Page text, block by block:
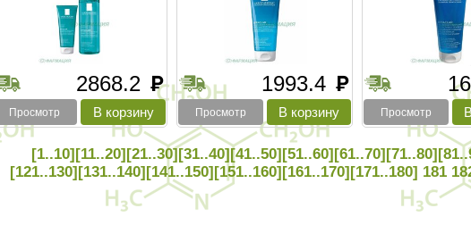
2868.2 руб
Просмотр
1993.4 руб
Просмотр Просмотр
[1..10][11..20][21..30][31..40][41..50][51..60][61..70][71..80]
[121..130][131..140][141..150][151..160][161..170][171..180] 181